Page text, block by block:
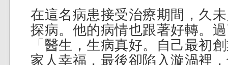
在這名病患接受治療期間，久
探病。他的病情也跟著好轉。
「醫生，生病真好。自己最初
家人幸福，最後卻陷入漩渦裡